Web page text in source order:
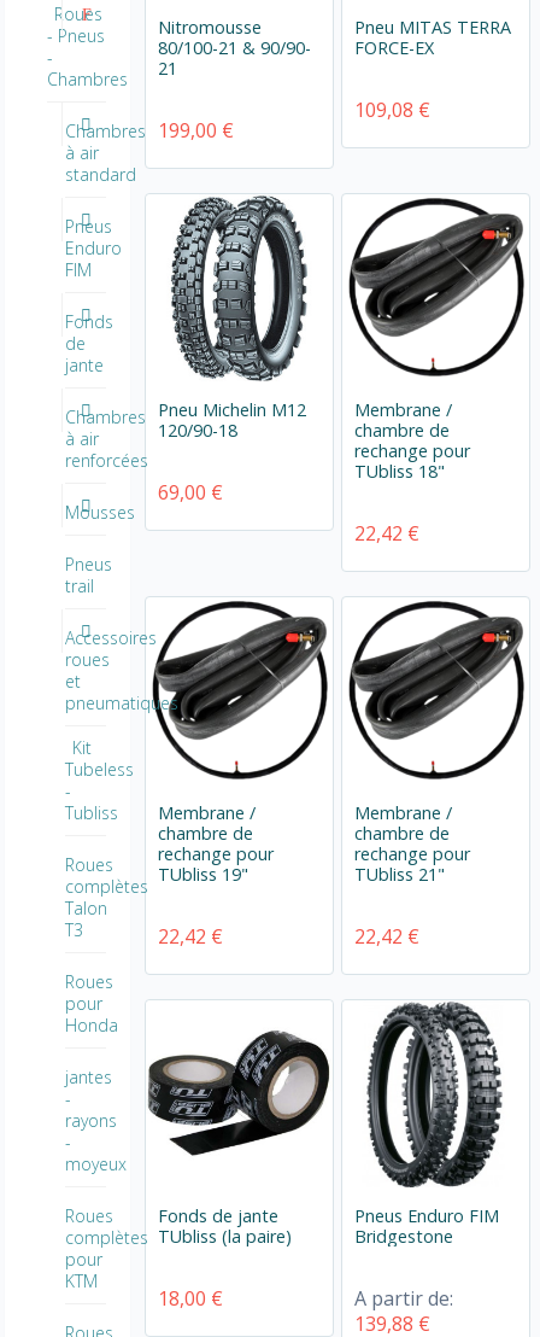
Nitromousse
80/100-21 & 90/90-
21
199,00 €
Pneu MITAS TERRA
FORCE-EX
109,08 €
Pneu Michelin M12
120/90-18
69,00 €
Membrane /
chambre de
rechange pour
TUbliss 18"
22,42 €
Membrane /
chambre de
rechange pour
TUbliss 19"
22,42 €
Membrane /
chambre de
rechange pour
TUbliss 21"
22,42 €
Fonds de jante
TUbliss (la paire)
18,00 €
Pneus Enduro FIM
Bridgestone
A partir de:
139,88 €
Roues
- Pneus
-
Chambres
Chambres
à air
standard
Pneus
Enduro
FIM
Fonds
de
jante
Chambres
à air
renforcées
Mousses
Pneus
trail
Accessoires
roues
et
pneumatiques
Kit
Tubeless
-
Tubliss
Roues
complètes
Talon
T3
Roues
pour
Honda
jantes
-
rayons
-
moyeux
Roues
complètes
pour
KTM